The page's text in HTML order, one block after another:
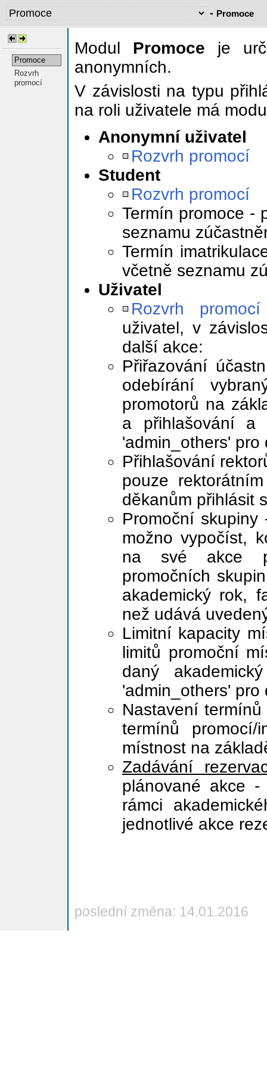
- Promoce
Promoce
Rozvrh
promocí
Modul Promoce je
anonymních.
V závislosti na typu
na roli uživatele má
Anonymní uživatel
Rozvrh promocí
Student
Rozvrh promocí
Termín promoce -
seznamu
Termín
včetně seznamu
Uživatel
Rozvrh promocí
uživatel, v
další akce:
Přiřazování
odebírání
promotorů na
a přihlašování a
'admin_others'
Přihlašování
pouze
děkanům přihlásit
Promoční
možno vypočíst,
na své akce
promočních
akademický rok,
než udává
Limitní kapacity
limitů promoční
daný
'admin_others'
Nastavení
termínů
místnost na
Zadávání
plánované akce
rámci
jednotlivé akce
poslední změna: 14.01.2016